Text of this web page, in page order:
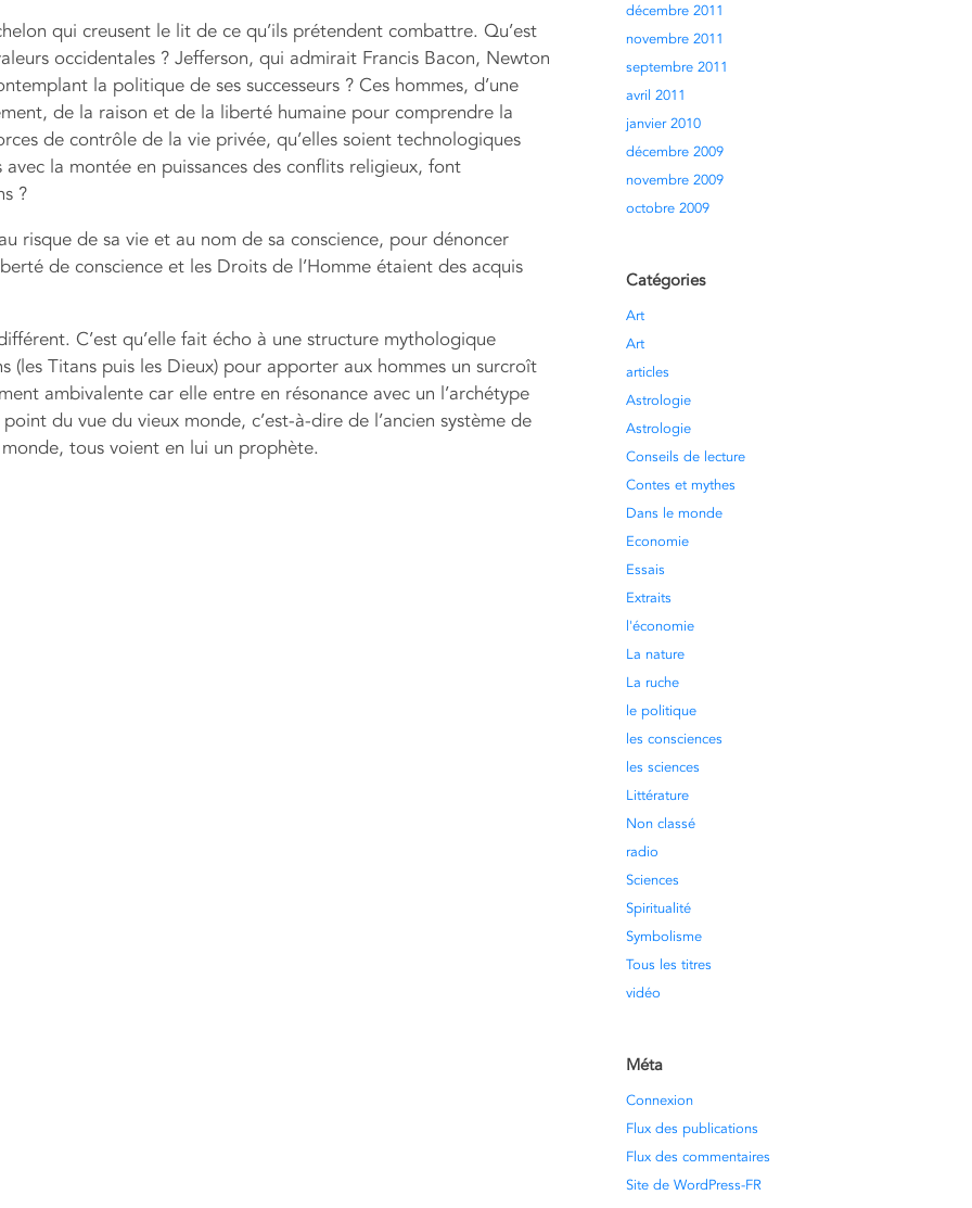
qui creusent le lit de ce qu’ils prétendent combattre. Qu’est
occidentales ? Jefferson, qui admirait Francis Bacon, Newton
la politique de ses successeurs ? Ces hommes, d’une
de la raison et de la liberté humaine pour comprendre la
de contrôle de la vie privée, qu’elles soient technologiques
la montée en puissances des conflits religieux, font
?
risque de sa vie et au nom de sa conscience, pour dénoncer
de conscience et les Droits de l’Homme étaient des acquis
C’est qu’elle fait écho à une structure mythologique
Titans puis les Dieux) pour apporter aux hommes un surcroît
ambivalente car elle entre en résonance avec un l’archétype
du vue du vieux monde, c’est-à-dire de l’ancien système de
tous voient en lui un prophète.
décembre 2011
novembre 2011
septembre 2011
avril 2011
janvier 2010
décembre 2009
novembre 2009
octobre 2009
Catégories
Art
Art
articles
Astrologie
Astrologie
Conseils de lecture
Contes et mythes
Dans le monde
Economie
Essais
Extraits
l'économie
La nature
La ruche
le politique
les consciences
les sciences
Littérature
Non classé
radio
Sciences
Spiritualité
Symbolisme
Tous les titres
vidéo
Méta
Connexion
Flux des publications
Flux des commentaires
Site de WordPress-FR